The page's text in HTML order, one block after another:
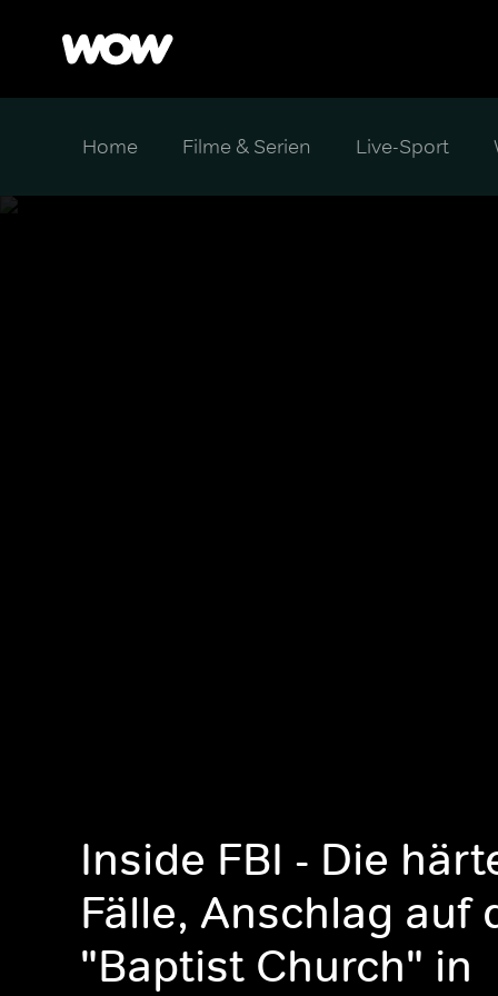
Home Filme & Serien Live-Sport
Inside FBI - Die
Fälle, Anschlag auf
"Baptist Church" in